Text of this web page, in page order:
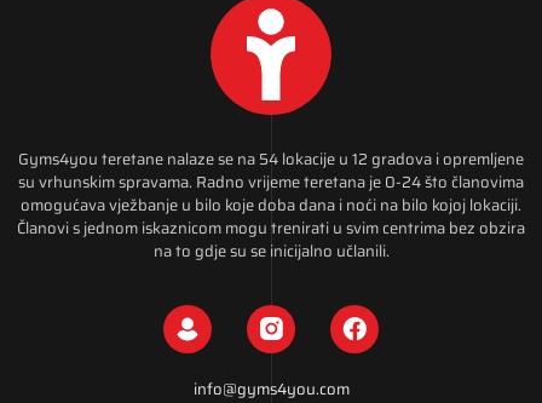
Gyms4you teretane nalaze se na 54 lokacije u 12 gradova i opremljene
su vrhunskim spravama. Radno vrijeme teretana je 0-24 što članovima
omogućava vježbanje u bilo koje doba dana i noći na bilo kojoj lokaciji.
Članovi s jednom iskaznicom mogu trenirati u svim centrima bez obzira
na to gdje su se inicijalno učlanili.
info@gyms4you.com